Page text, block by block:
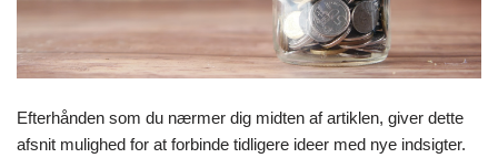
Efterhånden som du nærmer dig midten af artiklen, giver dette
afsnit mulighed for at forbinde tidligere ideer med nye indsigter.